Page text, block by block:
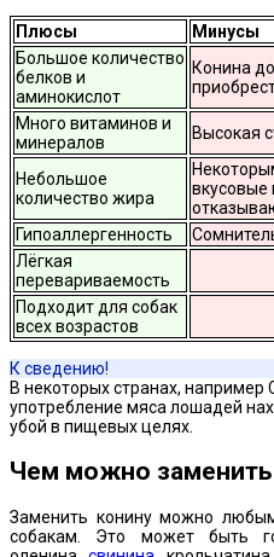
Плюсы
Минусы
Большое количество
белков и
аминокислот
Конина
Много витаминов и
минералов
Высокая
Небольшое
количество жира
вкусовые
Гипоаллергенность
Лёгкая
перевариваемость
Подходит для собак
всех возрастов
К сведению!
В некоторых странах,
употребление мяса лошадей
убой в пищевых целях.
Чем можно заменить
Заменить конину можно
собакам. Это может быть